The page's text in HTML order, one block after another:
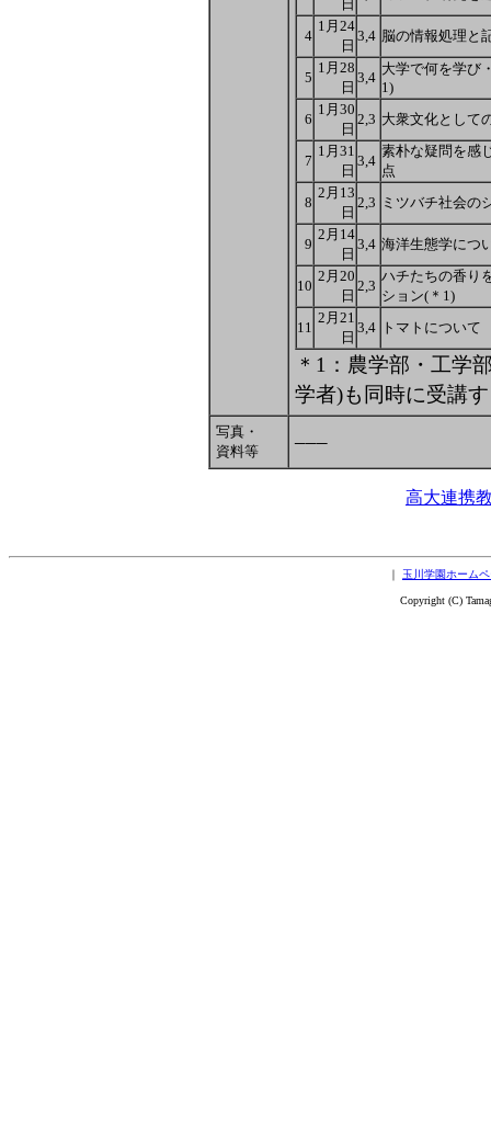
日
4
1月24
日
3,4 脳の情報処理と
5
1月28
日
3,4
大学で何を学び
1)
6
1月30
日
2,3 大衆文化として
7
1月31
日
3,4
素朴な疑問を感
点
8
2月13
日
2,3 ミツバチ社会の
9
2月14
日
3,4 海洋生態学につ
10
2月20
日
2,3
ハチたちの香り
ション(＊1)
11
2月21
日
3,4 トマトについて
＊1：農学部・工学
学者)も同時に受講
写真・
資料等
高大連携
｜ 玉川学園ホーム
Copyright (C)